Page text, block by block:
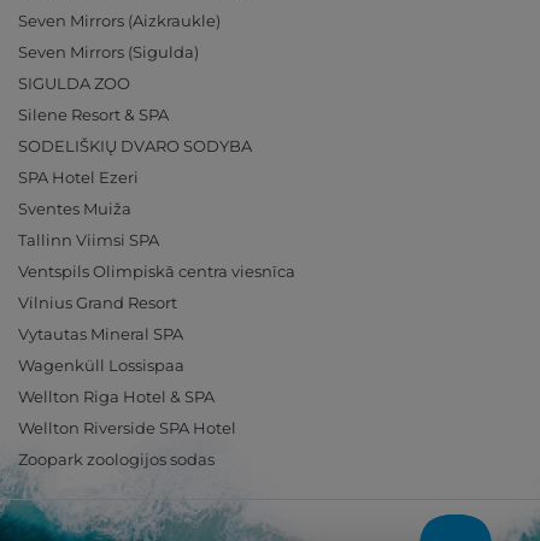
Seven Mirrors (Aizkraukle)
Seven Mirrors (Sigulda)
SIGULDA ZOO
Silene Resort & SPA
SODELIŠKIŲ DVARO SODYBA
SPA Hotel Ezeri
Sventes Muiža
Tallinn Viimsi SPA
Ventspils Olimpiskā centra viesnīca
Vilnius Grand Resort
Vytautas Mineral SPA
Wagenküll Lossispaa
Wellton Riga Hotel & SPA
Wellton Riverside SPA Hotel
Zoopark zoologijos sodas